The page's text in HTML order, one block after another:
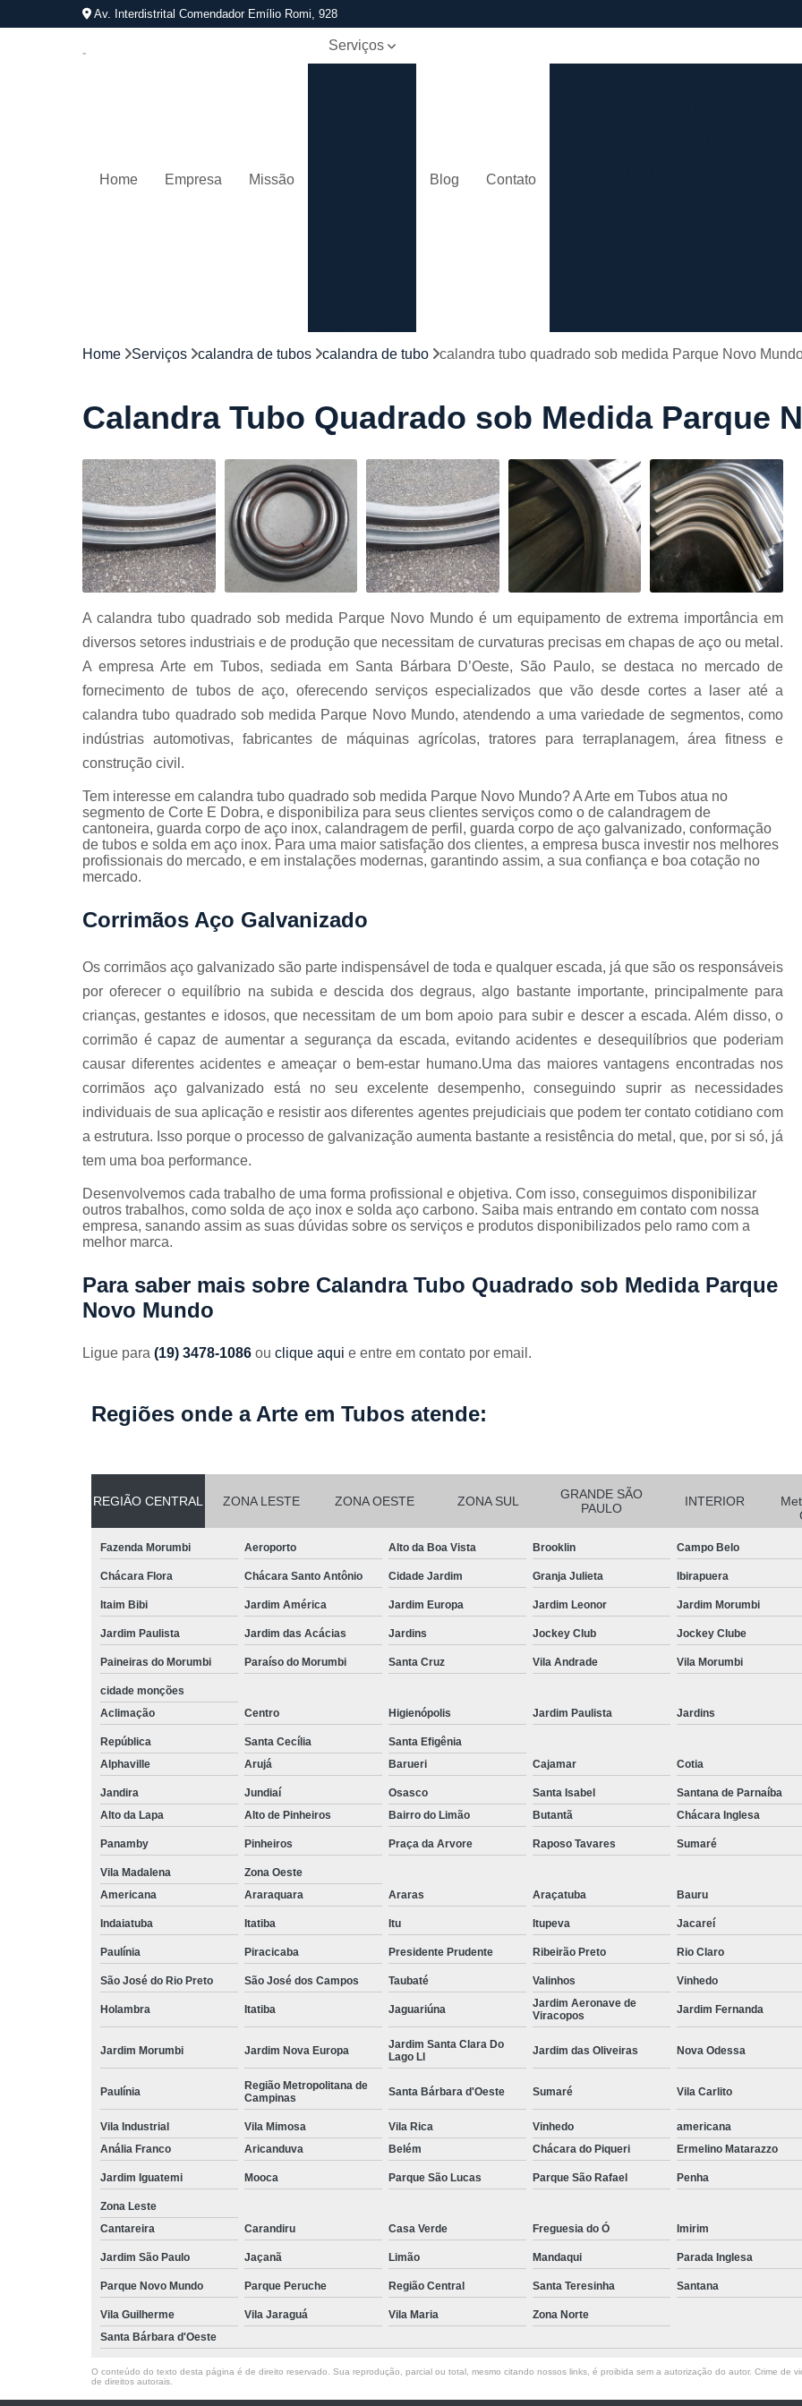
Av. Interdistrital Comendador Emílio Romi, 928
Home Empresa Missão
Serviços
Cortes a
Cortes de
chapa
Curvamento
de tubo
Dobra de
chapas
tubo
Empresas de
corte
Guarda
corpos
carbono
Guarda
corpos
galvanizados
Serviços de
Soldas em
Soldas em
Blog Contato
Calandragem Tubo em
Conformação com Tubo Tipo
Conformação em
Conformação para
Conformação Tubo de Metal
Corrimão Aço Tipo
Corrimão de
Corrimão de Aço Galvanizado
Corrimão em
Corrimão em Tubo de Aço
Corrimão Galvanizado com
Corrimão
Corrimão de Ferro
Corrimão Escada Interna Ferro
Corrimão Ferro de Escada
Corrimão Ferro para Escada
Corrimão de Escada de Ferro
Corrimão de Galvanizado
Corrimão em Ferro
Corrimão Galvanizado
Corrimão Galvanizado Ferro
Corrimão de Inox para
Corrimão Escada Interna
Corrimão Inox para Escada
Corrimão Inox Quadrado
Corte a Laser em Chapa
Corte de Chapa a Laser
Corte
Corte de Chapa Inox a Laser
Curvamento de Tubos a
Curvamento de Tubos de Aço
Curvamento de Tubos
Curvamento de Tubos Industrial
Dobra Chapa de Alumínio
Dobradeira de Chapa
Dobra de
Dobra de Tubo Redondo
Dobra Tubo Quadrado
Dobra
Empresa Corte a Laser
Empresa de Corte a Laser
Empresa de Corte a Laser Chapa
Empresa de Corte a Laser
Empresa de Corte e Dobra
Empresa de Corte e Dobra de
Guarda Corpo de Tubo
Guarda Corpo em Aço Tipo
Guarda Corpo Tubo Carbono
Guarda Corpo Aço
Guarda Corpo de
Guarda Corpo em Aço
Home Serviços calandra de tubos calandra de tubo calandra tubo quadrado sob medida Parque Novo
Calandra Tubo Quadrado sob Medida Parque
A calandra tubo quadrado sob medida Parque Novo Mundo é um equipamento de extrema importância em
diversos setores industriais e de produção que necessitam de curvaturas precisas em chapas de aço ou metal.
A empresa Arte em Tubos, sediada em Santa Bárbara D’Oeste, São Paulo, se destaca no mercado de
fornecimento de tubos de aço, oferecendo serviços especializados que vão desde cortes a laser até a
calandra tubo quadrado sob medida Parque Novo Mundo, atendendo a uma variedade de segmentos, como
indústrias automotivas, fabricantes de máquinas agrícolas, tratores para terraplanagem, área fitness e
construção civil.
Tem interesse em calandra tubo quadrado sob medida Parque Novo Mundo? A Arte em Tubos atua no
segmento de Corte E Dobra, e disponibiliza para seus clientes serviços como o de calandragem de
cantoneira, guarda corpo de aço inox, calandragem de perfil, guarda corpo de aço galvanizado, conformação
de tubos e solda em aço inox. Para uma maior satisfação dos clientes, a empresa busca investir nos melhores
profissionais do mercado, e em instalações modernas, garantindo assim, a sua confiança e boa cotação no
mercado.
Corrimãos Aço Galvanizado
Os corrimãos aço galvanizado são parte indispensável de toda e qualquer escada, já que são os responsáveis
por oferecer o equilíbrio na subida e descida dos degraus, algo bastante importante, principalmente para
crianças, gestantes e idosos, que necessitam de um bom apoio para subir e descer a escada. Além disso, o
corrimão é capaz de aumentar a segurança da escada, evitando acidentes e desequilíbrios que poderiam
causar diferentes acidentes e ameaçar o bem-estar humano.Uma das maiores vantagens encontradas nos
corrimãos aço galvanizado está no seu excelente desempenho, conseguindo suprir as necessidades
individuais de sua aplicação e resistir aos diferentes agentes prejudiciais que podem ter contato cotidiano com
a estrutura. Isso porque o processo de galvanização aumenta bastante a resistência do metal, que, por si só, já
tem uma boa performance.
Desenvolvemos cada trabalho de uma forma profissional e objetiva. Com isso, conseguimos disponibilizar
outros trabalhos, como solda de aço inox e solda aço carbono. Saiba mais entrando em contato com nossa
empresa, sanando assim as suas dúvidas sobre os serviços e produtos disponibilizados pelo ramo com a
melhor marca.
Para saber mais sobre Calandra Tubo Quadrado sob Medida Parque
Novo Mundo
Ligue para (19) 3478-1086 ou clique aqui e entre em contato por email.
Regiões onde a Arte em Tubos atende:
REGIÃO CENTRAL ZONA LESTE ZONA OESTE ZONA SUL
GRANDE SÃO
PAULO
INTERIOR
Fazenda Morumbi Aeroporto Alto da Boa Vista Brooklin Campo Belo
Chácara Flora Chácara Santo Antônio Cidade Jardim Granja Julieta Ibirapuera
Itaim Bibi Jardim América Jardim Europa Jardim Leonor Jardim Morumbi
Jardim Paulista Jardim das Acácias Jardins Jockey Club Jockey Clube
Paineiras do Morumbi Paraíso do Morumbi Santa Cruz Vila Andrade Vila Morumbi
cidade monções
Aclimação
Centro Higienópolis Jardim Paulista Jardins
República Santa Cecília
Santa Efigênia
Alphaville
Arujá Barueri Cajamar Cotia
Jandira Jundiaí Osasco Santa Isabel Santana de Parnaíba
Alto da Lapa
Alto de Pinheiros Bairro do Limão Butantã Chácara Inglesa
Panamby Pinheiros Praça da Arvore Raposo Tavares Sumaré
Vila Madalena
Zona Oeste
Americana
Araraquara Araras Araçatuba Bauru
Indaiatuba Itatiba Itu Itupeva Jacareí
Paulínia Piracicaba Presidente Prudente Ribeirão Preto Rio Claro
São José do Rio Preto São José dos Campos Taubaté Valinhos Vinhedo
Holambra Itatiba Jaguariúna
Jardim Aeronave de
Viracopos
Jardim Fernanda
Jardim Morumbi Jardim Nova Europa
Jardim Santa Clara Do
Lago Ll
Jardim das Oliveiras Nova Odessa
Paulínia
Região Metropolitana de
Campinas
Santa Bárbara d'Oeste Sumaré Vila Carlito
Vila Industrial Vila Mimosa Vila Rica Vinhedo
americana
Anália Franco
Aricanduva Belém Chácara do Piqueri Ermelino Matarazzo
Jardim Iguatemi Mooca Parque São Lucas Parque São Rafael Penha
Zona Leste
Cantareira
Carandiru Casa Verde Freguesia do Ó Imirim
Jardim São Paulo Jaçanã Limão Mandaqui Parada Inglesa
Parque Novo Mundo Parque Peruche Região Central Santa Teresinha Santana
Vila Guilherme Vila Jaraguá Vila Maria
Zona Norte
Santa Bárbara d'Oeste
O conteúdo do texto desta página é de direito reservado. Sua reprodução, parcial ou total, mesmo citando nossos links, é proibida sem a autorização do autor. Crime de
de direitos autorais